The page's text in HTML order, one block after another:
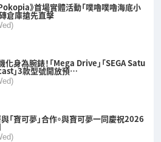
》首場實體活動「噗嚕噗嚕海底小
倉庫搶先直擊
化身為腕錶！「Mega Drive」「SEGA Satu
」3款型號開放預…
「寶可夢」合作。與寶可夢一同慶祝2026